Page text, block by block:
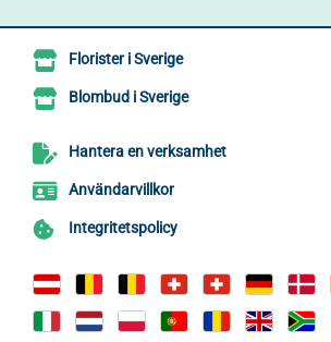
Florister i Sverige
Blombud i Sverige
Hantera en verksamhet
Användarvillkor
Integritetspolicy